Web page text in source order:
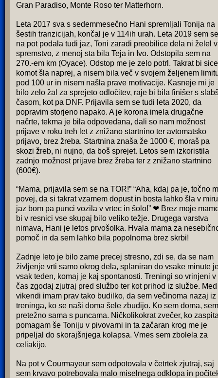
Gran Paradiso, Monte Roso ter Matterhorn.
Leta 2017 sva s sedemmesečno Hani spremljali Tonija na
šestih tranzicijah, končal je v 114ih urah. Leta 2019 sem se
na pot podala tudi jaz, Toni zaradi preobilice dela ni želel v
spremstvo, z menoj sta bila Teja in Ivo. Odstopila sem na
270.-em km (Oyace). Odstop me je zelo potrl. Takrat bi
komot šla naprej, a nisem bila več v svojem željenem
pod 100 ur in nisem našla prave motivacije. Kasneje mi je
bilo zelo žal za sprejeto odločitev, raje bi bila finišer s
časom, kot pa DNF. Prijavila sem se tudi leta 2020, da
popravim storjeno napako. A je korona imela drugačne
načrte, tekma je bila odpovedana, dali so nam možnost
prijave v roku treh let z znižano startnino ter avtomatsko
prijavo, brez žreba. Startnina znaša že 1000 €, moraš pa
skozi žreb, ni nujno, da boš sprejet. Letos sem izkoristila
zadnjo možnost prijave brez žreba ter z znižano startnino
(600€).
“Mama, prijavila sem se na TOR!” “Aha, kdaj pa je, točno
povej, da si takrat vzamem dopust in bosta lahko šla v
jaz bom pa punci vozila v vrtec in šolo!” ❤ Brez moje
bi v resnici vse skupaj bilo veliko težje. Drugega varstva
nimava, Hani je letos prvošolka. Hvala mama za
pomoč in da sem lahko bila popolnoma brez skrbi!
Zadnje leto je bilo zame precej stresno, zdi se, da se nam
življenje vrti samo okrog dela, splaniran do vsake minute
vsak teden, komaj je kaj spontanosti. Treningi so vrinjeni v
čas zgodaj zjutraj pred službo ter kot prihod iz službe. Med
vikendi imam prav tako budilko, da sem večinoma nazaj iz
treninga, ko se naši doma šele zbudijo. Ko sem doma, sem
pretežno sama s puncama. Ničkolikokrat zvečer, ko
pomagam še Toniju v pivovarni in ta začaran krog me je
pripeljal do skorajšnjega kolapsa. Vmes sem zbolela za
celiakijo.
Na pot v Courmayeur sem odpotovala v četrtek zjutraj, saj
sem krvavo potrebovala malo miselnega odklopa in